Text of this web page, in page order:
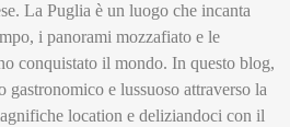
La Puglia è un luogo che incanta
i panorami mozzafiato e le
conquistato il mondo. In questo blog,
e lussuoso attraverso la
location e deliziandoci con il